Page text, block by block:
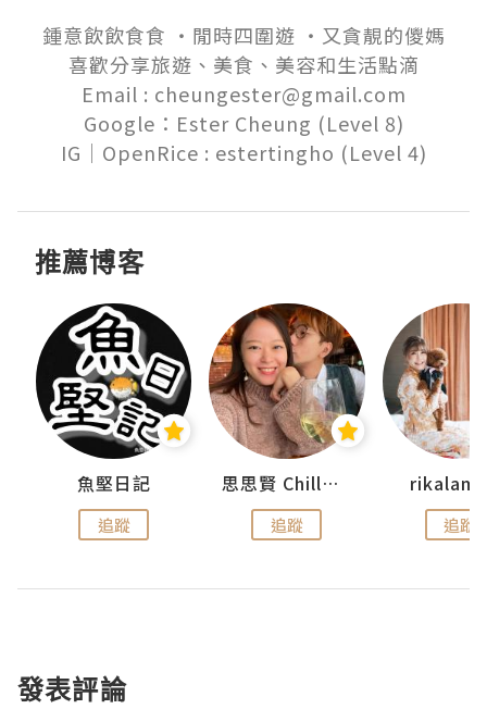
鍾意飲飲食食 ‧閒時四圍遊 ‧又貪靚的儍媽
喜歡分享旅遊、美食、美容和生活點滴
Email : cheungester@gmail.com
Google：Ester Cheung (Level 8)
推薦博客
魚堅日記
追蹤
思思賢 ChillMyBabe
追蹤 追蹤
發表評論